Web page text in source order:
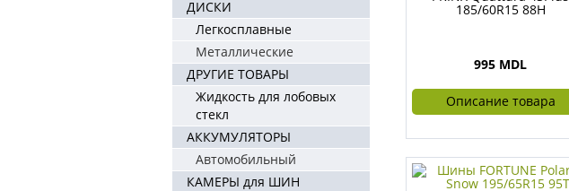
ДИСКИ
Легкосплавные
Металлические
ДРУГИЕ ТОВАРЫ
Жидкость для лобовых
стекл
АККУМУЛЯТОРЫ
Автомобильный
КАМЕРЫ для ШИН
185/60R15 88H
995 MDL
Описание товара